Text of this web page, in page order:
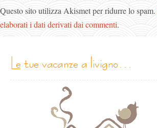
Questo sito utilizza Akismet per ridurre lo spam.
elaborati i dati derivati dai commenti.
le tue vacanze a livigno…